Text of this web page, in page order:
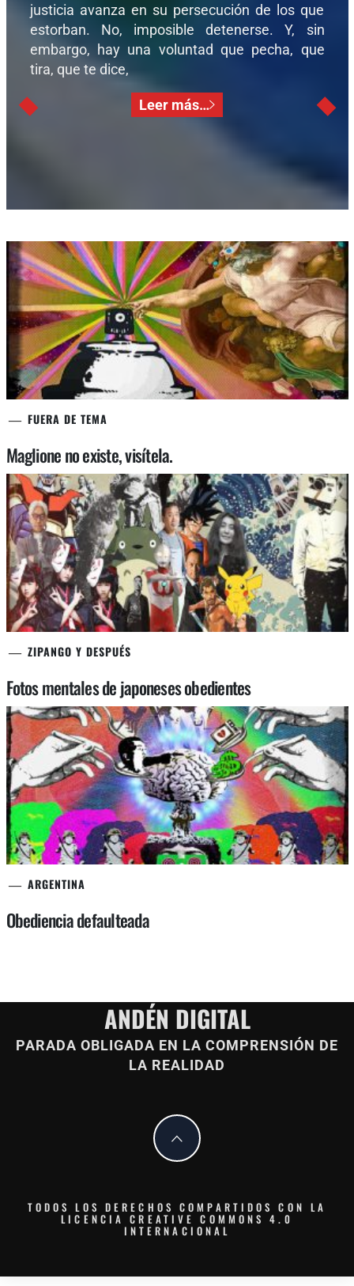
justicia avanza en su persecución de los que
estorban. No, imposible detenerse. Y, sin
embargo, hay una voluntad que pecha, que
tira, que te dice,
Leer más…
FUERA DE TEMA
Maglione no existe, visítela.
ZIPANGO Y DESPUÉS
Fotos mentales de japoneses obedientes
ARGENTINA
Obediencia defaulteada
ANDÉN DIGITAL
PARADA OBLIGADA EN LA COMPRENSIÓN DE
LA REALIDAD
TODOS LOS DERECHOS COMPARTIDOS CON LA
LICENCIA CREATIVE COMMONS 4.0
INTERNACIONAL